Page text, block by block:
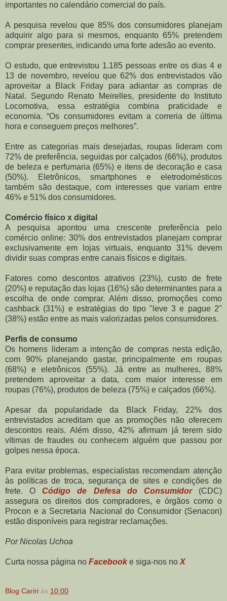
importantes no calendário comercial do país.
A pesquisa revelou que 85% dos consumidores planejam
adquirir algo para si mesmos, enquanto 65% pretendem
comprar presentes, indicando uma forte adesão ao evento.
O estudo, que entrevistou 1.185 pessoas entre os dias 4 e
13 de novembro, revelou que 62% dos entrevistados vão
aproveitar a Black Friday para adiantar as compras de
Natal. Segundo Renato Meirelles, presidente do Instituto
Locomotiva, essa estratégia combina praticidade e
economia. “Os consumidores evitam a correria de última
hora e conseguem preços melhores”.
Entre as categorias mais desejadas, roupas lideram com
72% de preferência, seguidas por calçados (66%), produtos
de beleza e perfumaria (65%) e itens de decoração e casa
(50%). Eletrônicos, smartphones e eletrodomésticos
também são destaque, com interesses que variam entre
46% e 51% dos consumidores.
Comércio físico x digital
A pesquisa apontou uma crescente preferência pelo
comércio online: 30% dos entrevistados planejam comprar
exclusivamente em lojas virtuais, enquanto 31% devem
dividir suas compras entre canais físicos e digitais.
Fatores como descontos atrativos (23%), custo de frete
(20%) e reputação das lojas (16%) são determinantes para a
escolha de onde comprar. Além disso, promoções como
cashback (31%) e estratégias do tipo "leve 3 e pague 2"
(38%) estão entre as mais valorizadas pelos consumidores.
Perfis de consumo
Os homens lideram a intenção de compras nesta edição,
com 90% planejando gastar, principalmente em roupas
(68%) e eletrônicos (55%). Já entre as mulheres, 88%
pretendem aproveitar a data, com maior interesse em
roupas (76%), produtos de beleza (75%) e calçados (66%).
Apesar da popularidade da Black Friday, 22% dos
entrevistados acreditam que as promoções não oferecem
descontos reais. Além disso, 42% afirmam já terem sido
vítimas de fraudes ou conhecem alguém que passou por
golpes nessa época.
Para evitar problemas, especialistas recomendam atenção
às políticas de troca, segurança de sites e condições de
frete. OCódigo de Defesa do Consumidor(CDC)
assegura os direitos dos compradores, e órgãos como o
Procon e a Secretaria Nacional do Consumidor (Senacon)
estão disponíveis para registrar reclamações.
Por Nicolas Uchoa
Curta nossa página no Facebooke siga-nos no X
Blog Cariri às 10:00